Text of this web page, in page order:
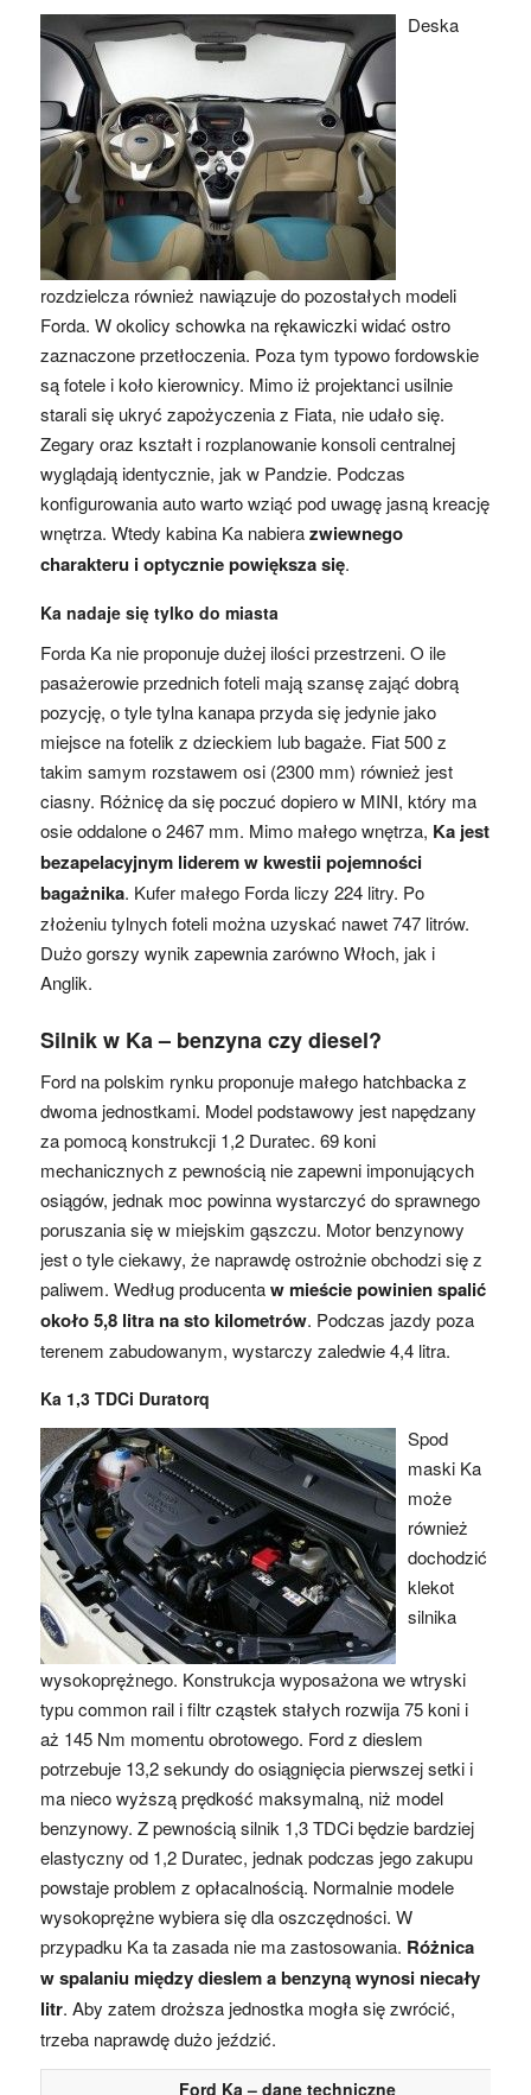
Deska
rozdzielcza również nawiązuje do pozostałych modeli
Forda. W okolicy schowka na rękawiczki widać ostro
zaznaczone przetłoczenia. Poza tym typowo fordowskie
są fotele i koło kierownicy. Mimo iż projektanci usilnie
starali się ukryć zapożyczenia z Fiata, nie udało się.
Zegary oraz kształt i rozplanowanie konsoli centralnej
wyglądają identycznie, jak w Pandzie. Podczas
konfigurowania auto warto wziąć pod uwagę jasną kreację
wnętrza. Wtedy kabina Ka nabierazwiewnego
charakteru i optycznie powiększa się.
Ka nadaje się tylko do miasta
Forda Ka nie proponuje dużej ilości przestrzeni. O ile
pasażerowie przednich foteli mają szansę zająć dobrą
pozycję, o tyle tylna kanapa przyda się jedynie jako
miejsce na fotelik z dzieckiem lub bagaże. Fiat 500 z
takim samym rozstawem osi (2300 mm) również jest
ciasny. Różnicę da się poczuć dopiero w MINI, który ma
osie oddalone o 2467 mm. Mimo małego wnętrza, Ka jest
bezapelacyjnym liderem w kwestii pojemności
bagażnika. Kufer małego Forda liczy 224 litry. Po
złożeniu tylnych foteli można uzyskać nawet 747 litrów.
Dużo gorszy wynik zapewnia zarówno Włoch, jak i
Anglik.
Silnik w Ka – benzyna czy diesel?
Ford na polskim rynku proponuje małego hatchbacka z
dwoma jednostkami. Model podstawowy jest napędzany
za pomocą konstrukcji 1,2 Duratec. 69 koni
mechanicznych z pewnością nie zapewni imponujących
osiągów, jednak moc powinna wystarczyć do sprawnego
poruszania się w miejskim gąszczu. Motor benzynowy
jest o tyle ciekawy, że naprawdę ostrożnie obchodzi się z
paliwem. Według producentaw mieście powinien spalić
około 5,8 litra na sto kilometrów. Podczas jazdy poza
terenem zabudowanym, wystarczy zaledwie 4,4 litra.
Ka 1,3 TDCi Duratorq
Spod
maski Ka
może
również
dochodzić
klekot
silnika
wysokoprężnego. Konstrukcja wyposażona we wtryski
typu common rail i filtr cząstek stałych rozwija 75 koni i
aż 145 Nm momentu obrotowego. Ford z dieslem
potrzebuje 13,2 sekundy do osiągnięcia pierwszej setki i
ma nieco wyższą prędkość maksymalną, niż model
benzynowy. Z pewnością silnik 1,3 TDCi będzie bardziej
elastyczny od 1,2 Duratec, jednak podczas jego zakupu
powstaje problem z opłacalnością. Normalnie modele
wysokoprężne wybiera się dla oszczędności. W
przypadku Ka ta zasada nie ma zastosowania. Różnica
w spalaniu między dieslem a benzyną wynosi niecały
litr. Aby zatem droższa jednostka mogła się zwrócić,
trzeba naprawdę dużo jeździć.
Ford Ka – dane techniczne